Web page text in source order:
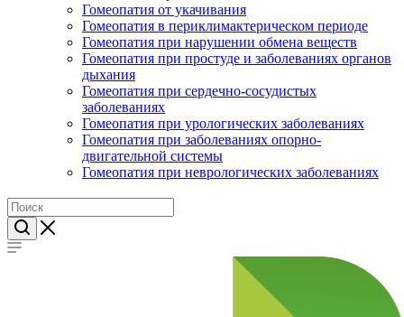
Гомеопатия от укачивания
Гомеопатия в периклимактерическом периоде
Гомеопатия при нарушении обмена веществ
Гомеопатия при простуде и заболеваниях органов
дыхания
Гомеопатия при сердечно-сосудистых
заболеваниях
Гомеопатия при урологических заболеваниях
Гомеопатия при заболеваниях опорно-
двигательной системы
Гомеопатия при неврологических заболеваниях